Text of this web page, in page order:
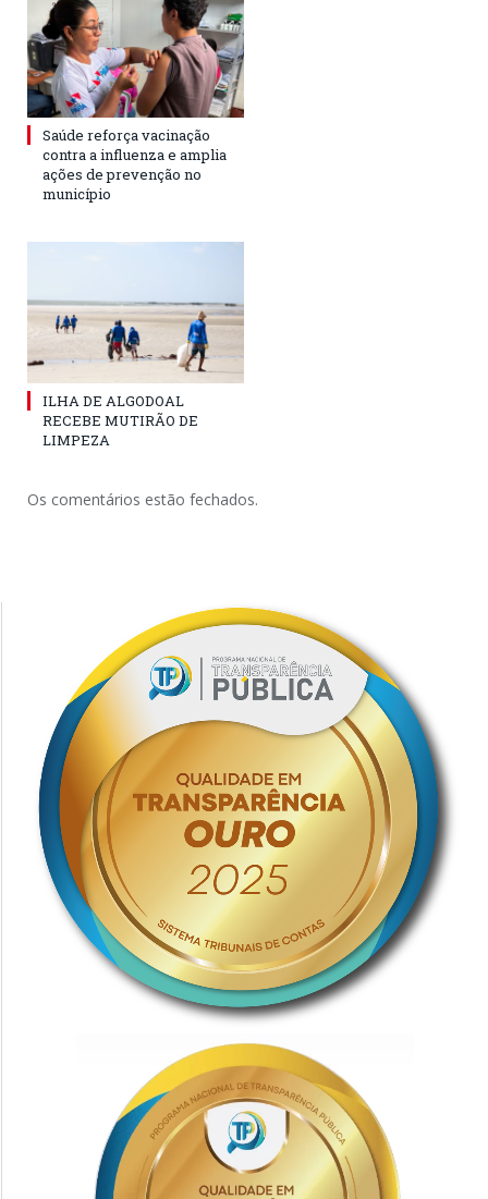
Saúde reforça vacinação
contra a influenza e amplia
ações de prevenção no
município
ILHA DE ALGODOAL
RECEBE MUTIRÃO DE
LIMPEZA
Os comentários estão fechados.